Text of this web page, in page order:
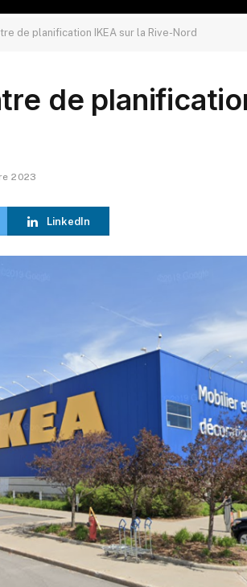
de planification IKEA sur la Rive-Nord
de
2023
LinkedIn